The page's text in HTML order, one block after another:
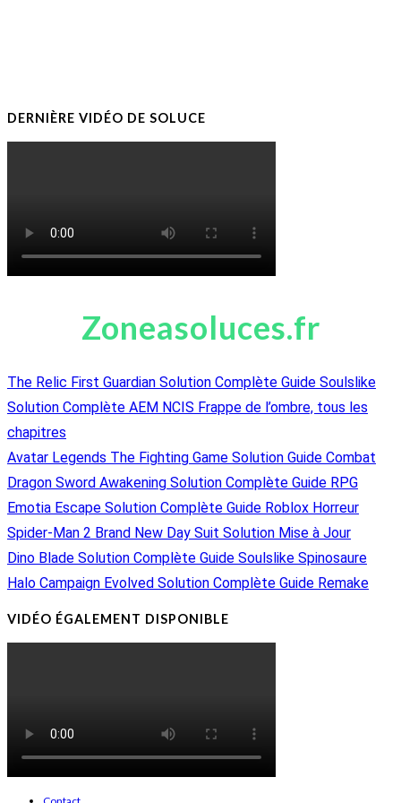
DERNIÈRE VIDÉO DE SOLUCE
Zoneasoluces.fr
The Relic First Guardian Solution Complète Guide Soulslike
Solution Complète AEM NCIS Frappe de l’ombre, tous les
chapitres
Avatar Legends The Fighting Game Solution Guide Combat
Dragon Sword Awakening Solution Complète Guide RPG
Emotia Escape Solution Complète Guide Roblox Horreur
Spider-Man 2 Brand New Day Suit Solution Mise à Jour
Dino Blade Solution Complète Guide Soulslike Spinosaure
Halo Campaign Evolved Solution Complète Guide Remake
VIDÉO ÉGALEMENT DISPONIBLE